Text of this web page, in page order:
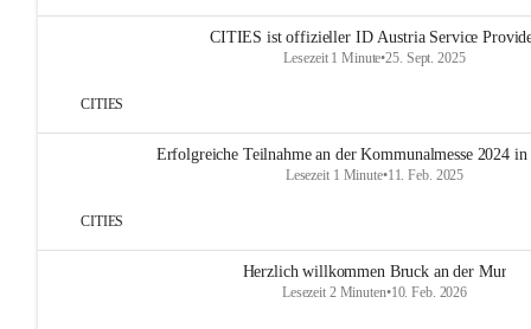
CITIES ist offizieller ID Austria Service
Lesezeit 1 Minute•25. Sept. 2025
CITIES
Erfolgreiche Teilnahme an der Kommunalmesse 2024
Lesezeit 1 Minute•11. Feb. 2025
CITIES
Herzlich willkommen Bruck an der Mur
Lesezeit 2 Minuten•10. Feb. 2026